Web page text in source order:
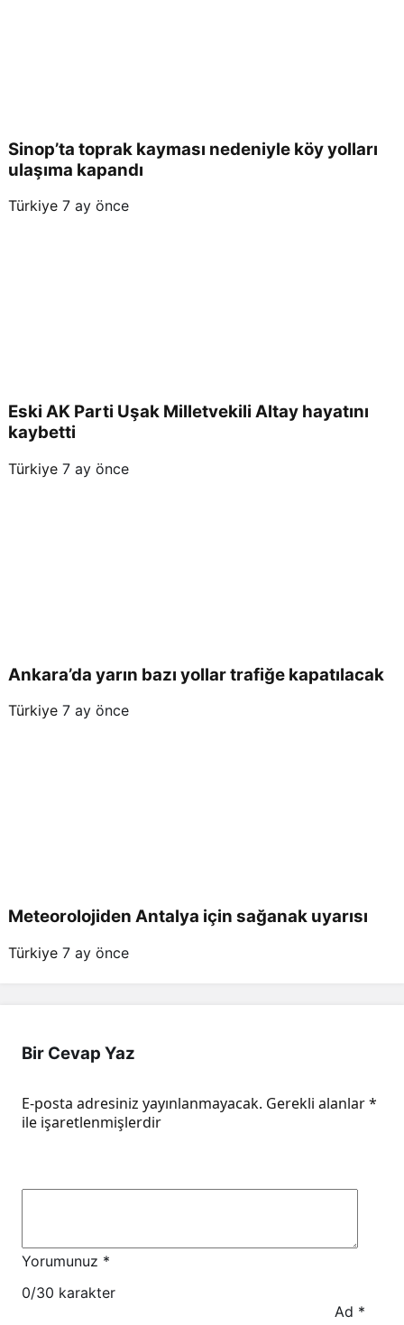
Sinop’ta toprak kayması nedeniyle köy yolları
ulaşıma kapandı
Türkiye 7 ay önce
Eski AK Parti Uşak Milletvekili Altay hayatını
kaybetti
Türkiye 7 ay önce
Ankara’da yarın bazı yollar trafiğe kapatılacak
Türkiye 7 ay önce
Meteorolojiden Antalya için sağanak uyarısı
Türkiye 7 ay önce
Bir Cevap Yaz
E-posta adresiniz yayınlanmayacak. Gerekli alanlar*
ile işaretlenmişlerdir
Yorumunuz *
0/30 karakter
Ad *